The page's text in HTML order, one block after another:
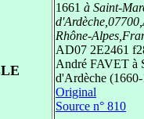
1661 à Saint-
Rhône-
AD07 2E2461
André FAVET à
d'Ardèche
Original
Source n° 810